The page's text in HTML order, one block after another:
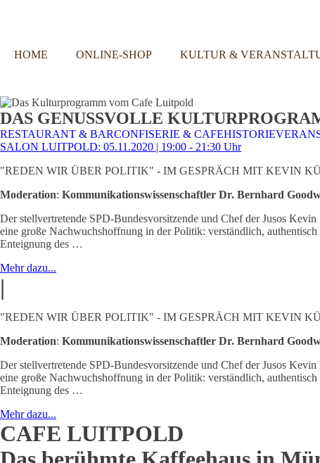
HOME ONLINE-SHOP KULTUR &
DAS GENUSSVOLLE
RESTAURANT & BARCONFISERIE & CAFEHISTORIE
SALON LUITPOLD: 05.11.2020 | 19:00 - 21:30 Uhr
"REDEN WIR ÜBER POLITIK" - IM GESPRÄCH MIT KEVIN
Moderation: Kommunikationswissenschaftler Dr. Bernhard
Der stellvertretende SPD-Bundesvorsitzende und Chef der Jusos
eine große Nachwuchshoffnung in der Politik: verständlich,
Enteignung des …
Mehr dazu...
|
"REDEN WIR ÜBER POLITIK" - IM GESPRÄCH MIT KEVIN
Moderation: Kommunikationswissenschaftler Dr. Bernhard
Der stellvertretende SPD-Bundesvorsitzende und Chef der Jusos
eine große Nachwuchshoffnung in der Politik: verständlich,
Enteignung des …
Mehr dazu...
CAFE LUITPOLD